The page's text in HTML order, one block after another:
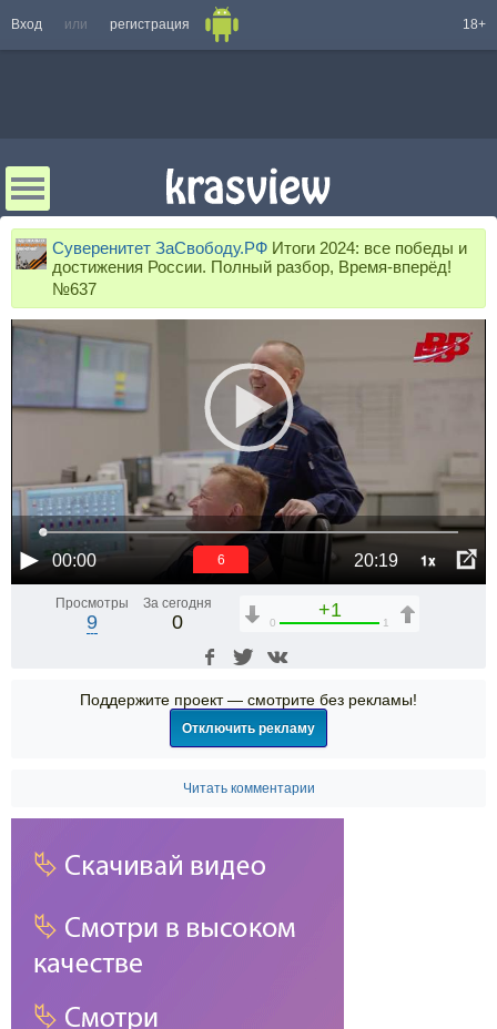
Вход или регистрация 18+
Суверенитет ЗаСвободу.РФ Итоги 2024: все победы и
достижения России. Полный разбор, Время-вперёд!
№637
00:00 20:19 1x
5
Просмотры
9
За сегодня
0
+1
0 1
Поддержите проект — смотрите без рекламы!
Отключить рекламу
Читать комментарии